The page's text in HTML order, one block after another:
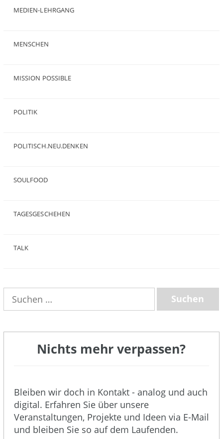
MEDIEN-LEHRGANG
MENSCHEN
MISSION POSSIBLE
POLITIK
POLITISCH.NEU.DENKEN
SOULFOOD
TAGESGESCHEHEN
TALK
nach:
Nichts mehr verpassen?
Bleiben wir doch in Kontakt - analog und auch
digital. Erfahren Sie über unsere
Veranstaltungen, Projekte und Ideen via E-Mail
und bleiben Sie so auf dem Laufenden.